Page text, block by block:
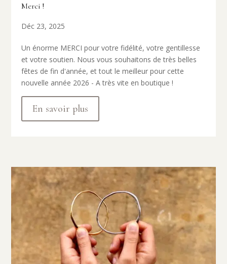
Merci !
Déc 23, 2025
Un énorme MERCI pour votre fidélité, votre gentillesse
et votre soutien. Nous vous souhaitons de très belles
fêtes de fin d'année, et tout le meilleur pour cette
nouvelle année 2026 - A très vite en boutique !
En savoir plus